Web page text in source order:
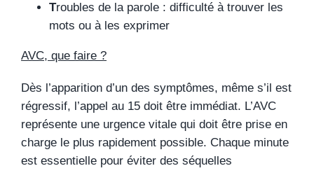
Troubles de la parole : difficulté à trouver les
mots ou à les exprimer
AVC, que faire ?
Dès l’apparition d’un des symptômes, même s’il est
régressif, l’appel au 15 doit être immédiat. L’AVC
représente une urgence vitale qui doit être prise en
charge le plus rapidement possible. Chaque minute
est essentielle pour éviter des séquelles